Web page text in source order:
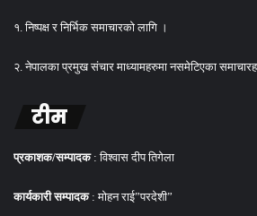
१. निष्पक्ष र निर्भिक समाचारको लागि ।
२. नेपालका प्रमुख संचार माध्यामहरुमा नसमेटिएका
टीम
प्रकाशक/सम्पादक : विश्वास दीप तिगेला
कार्यकारी सम्पादक: मोहन राई”परदेशी”